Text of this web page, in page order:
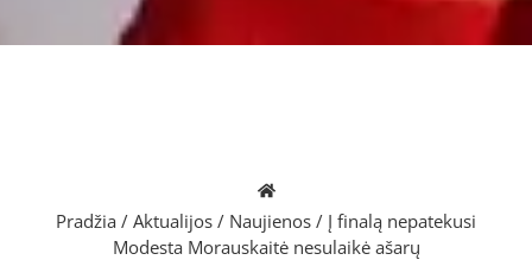
Pradžia / Aktualijos / Naujienos / Į finalą nepatekusi
Modesta Morauskaitė nesulaikė ašarų